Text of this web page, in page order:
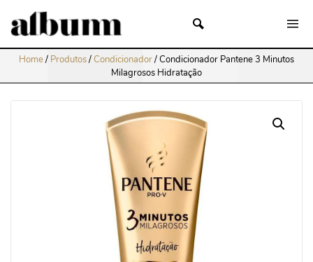
Home/ Produtos/Condicionador/Condicionador Pantene 3 Minutos
Milagrosos Hidratação